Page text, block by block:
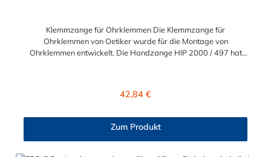
Klemmzange für Ohrklemmen Die Klemmzange für
Ohrklemmen von Oetiker wurde für die Montage von
Ohrklemmen entwickelt. Die Handzange HIP 2000 / 497 hat
Ohrklemme kann mühelos geschlossen und montiert werden.
hochwertig, sodass sie für den Einsatz in Industrie und Gewerbe
sehr gefragt ist.
Regulärer Preis:
42,84 €
Zum Produkt